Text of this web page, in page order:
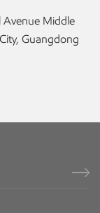
Avenue Middle
Guangdong